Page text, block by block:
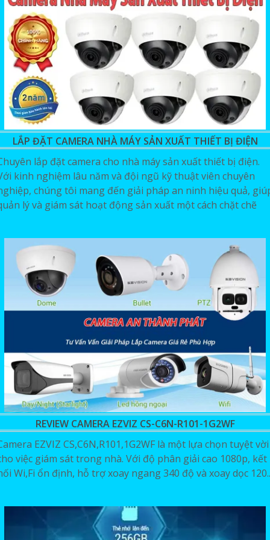
LẮP ĐẶT CAMERA NHÀ MÁY SẢN XUẤT THIẾT BỊ ĐIỆN
lắp đặt camera cho nhà máy sản xuất thiết bị điện.
kinh nghiệm lâu năm và đội ngũ kỹ thuật viên chuyên
chúng tôi mang đến giải pháp an ninh hiệu quả,
lý và giám sát hoạt động sản xuất một cách chặt chẽ
REVIEW CAMERA EZVIZ CS-C6N-R101-1G2WF
EZVIZ CS,C6N,R101,1G2WF là một lựa chọn tuyệt vời
việc giám sát trong nhà. Với độ phân giải cao 1080p, kết
Wi,Fi ổn định, hỗ trợ xoay ngang 340 độ và xoay dọc